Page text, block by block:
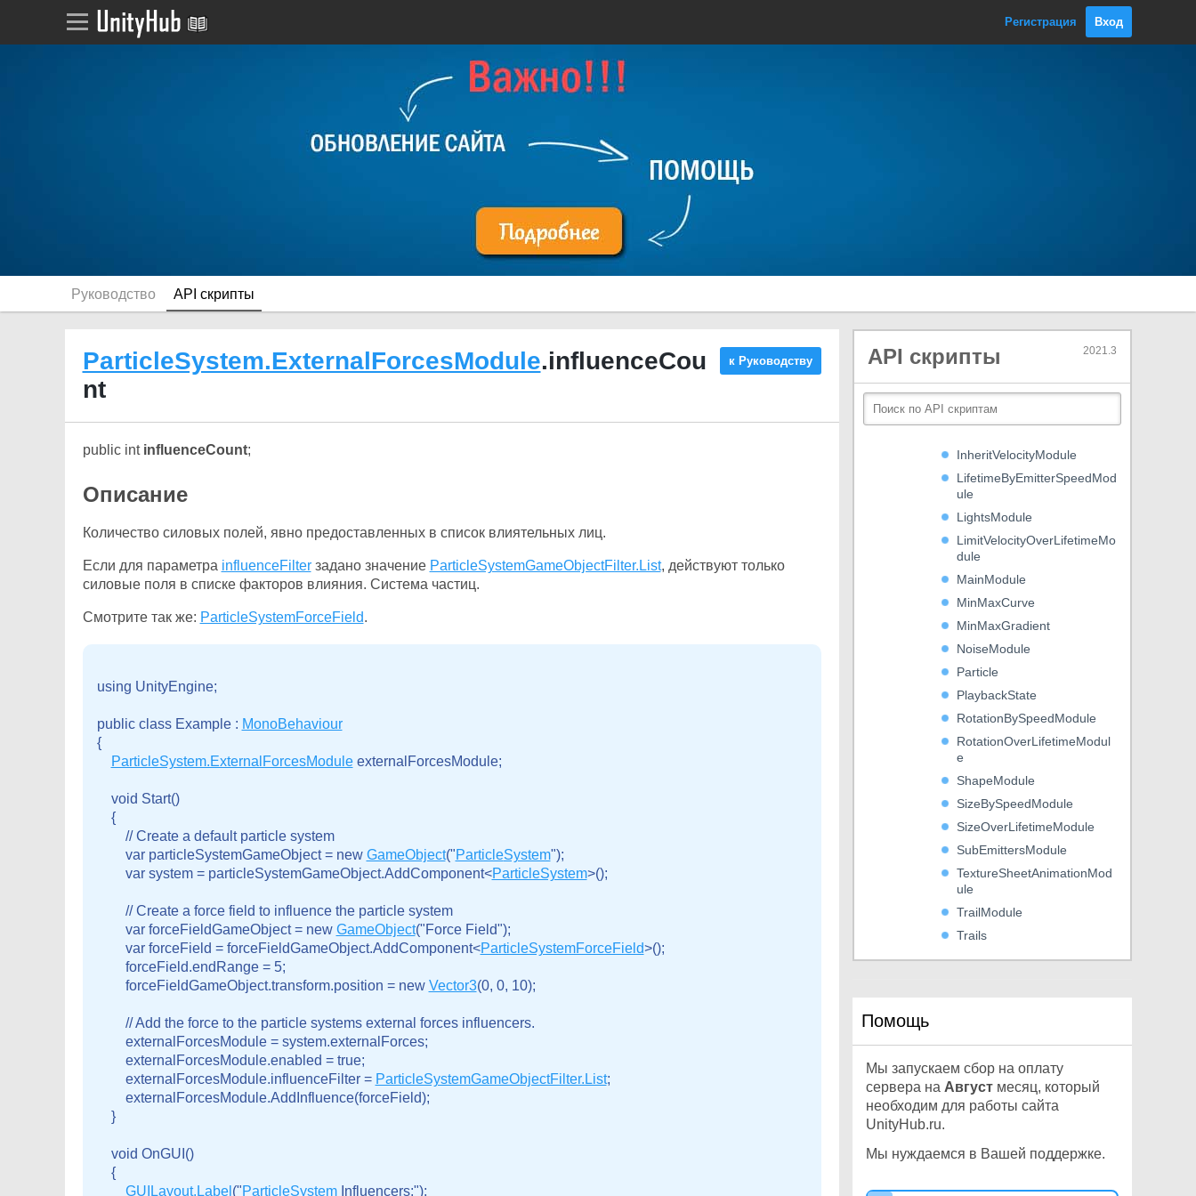
Регистрация Вход
Руководство API скрипты
к Руководству
ParticleSystem.ExternalForcesModule.influenceCou
nt
public int influenceCount;
Описание
Количество силовых полей, явно предоставленных в список влиятельных лиц.
Если для параметра influenceFilterзадано значение ParticleSystemGameObjectFilter.List, действуют только
силовые поля в списке факторов влияния. Система частиц.
Смотрите так же: ParticleSystemForceField.
using UnityEngine;
public class Example : MonoBehaviour
{
ParticleSystem.ExternalForcesModule externalForcesModule;
    void Start()
    {
        // Create a default particle system
        var particleSystemGameObject = new
GameObject("ParticleSystem");
        var system = particleSystemGameObject.AddComponent<
ParticleSystem>();
        // Create a force field to influence the particle system
        var forceFieldGameObject = new
GameObject("Force Field");
        var forceField = forceFieldGameObject.AddComponent<
ParticleSystemForceField>();
        forceField.endRange = 5;
        forceFieldGameObject.transform.position = new
Vector3(0, 0, 10);
        // Add the force to the particle systems external forces influencers.
        externalForcesModule = system.externalForces;
        externalForcesModule.enabled = true;
        externalForcesModule.influenceFilter =
ParticleSystemGameObjectFilter.List;
        externalForcesModule.AddInfluence(forceField);
    }
    void OnGUI()
    {
GUILayout.Label ("ParticleSystem Influencers:");
API скрипты 2021.3
ColorOverLifetimeModule
EmissionModule
EmitParams
ExternalForcesModule
InheritVelocityModule
LifetimeByEmitterSpeedMod
ule
LightsModule
LimitVelocityOverLifetimeMo
dule
MainModule
MinMaxCurve
MinMaxGradient
NoiseModule
Particle
PlaybackState
RotationBySpeedModule
RotationOverLifetimeModul
e
ShapeModule
SizeBySpeedModule
SizeOverLifetimeModule
SubEmittersModule
TextureSheetAnimationMod
ule
TrailModule
Trails
TriggerModule
ParticleSystemRenderer
PhysicMaterial
Physics2D
PhysicsScene
Помощь
Мы запускаем сбор на оплату
сервера на Август месяц, который
необходим для работы сайта
UnityHub.ru.
Мы нуждаемся в Вашей поддержке.